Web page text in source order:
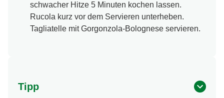
schwacher Hitze 5 Minuten kochen lassen.
Rucola kurz vor dem Servieren unterheben.
Tagliatelle mit Gorgonzola-Bolognese servieren.
Tipp